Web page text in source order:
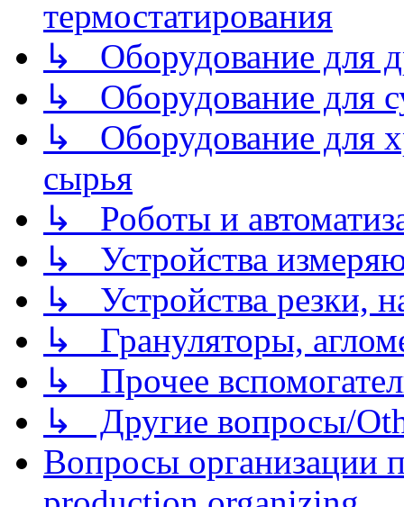
термостатирования
↳ Оборудование для
↳ Оборудование для
↳ Оборудование для
сырья
↳ Роботы и
↳ Устройства
↳ Устройства резки,
↳ Грануляторы,
↳ Прочее
↳ Другие вопросы/
Вопросы организации